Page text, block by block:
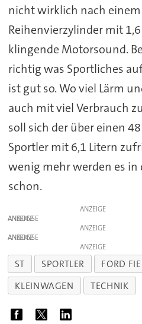
nicht wirklich nach
Reihenvierzylinder mit
klingende Motorsound.
richtig was Sportliches
ist gut so. Wo viel Lärm
auch mit viel Verbrauch
soll sich der über einen
Sportler mit 6,1 Litern
wenig mehr werden es in
schon.
ANZEIGE
ANZEIGE
ANZEIGE
ANZEIGE
ANZEIGE
ST SPORTLER FORD
KLEINWAGEN
TECHNIK